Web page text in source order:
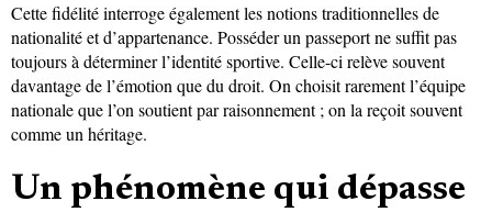
Cette fidélité interroge également les notions traditionnelles de
nationalité et d’appartenance. Posséder un passeport ne suffit pas
toujours à déterminer l’identité sportive. Celle-ci relève souvent
davantage de l’émotion que du droit. On choisit rarement l’équipe
nationale que l’on soutient par raisonnement ; on la reçoit souvent
comme un héritage.
Un phénomène qui dépasse